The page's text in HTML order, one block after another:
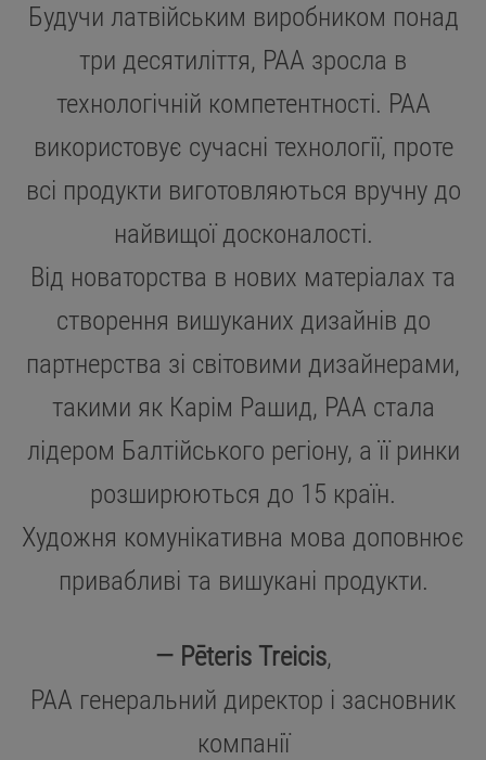
Будучи латвійським виробником понад
три десятиліття, PAA зросла в
технологічній компетентності. PAA
використовує сучасні технології, проте
всі продукти виготовляються вручну до
найвищої досконалості.
Від новаторства в нових матеріалах та
створення вишуканих дизайнів до
партнерства зі світовими дизайнерами,
такими як Карім Рашид, PAA стала
лідером Балтійського регіону, а її ринки
розширюються до 15 країн.
Художня комунікативна мова доповнює
привабливі та вишукані продукти.
— Pēteris Treicis,
PAA генеральний директор і засновник
компанії